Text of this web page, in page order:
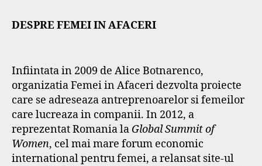
DESPRE FEMEI IN AFACERI
Infiintata in 2009 de Alice Botnarenco,
organizatia Femei in Afaceri dezvolta proiecte
care se adreseaza antreprenoarelor si femeilor
care lucreaza in companii. In 2012, a
reprezentat Romania la Global Summit of
Women, cel mai mare forum economic
international pentru femei, a relansat site-ul